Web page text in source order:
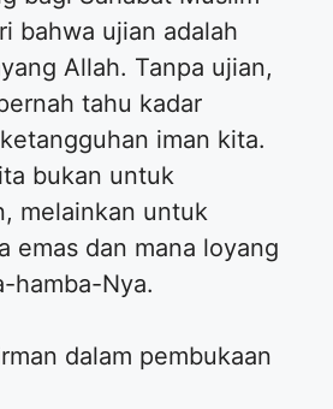
bahwa ujian adalah
Allah. Tanpa ujian,
tahu kadar
iman kita.
bukan untuk
melainkan untuk
emas dan mana loyang
hamba-Nya.
dalam pembukaan